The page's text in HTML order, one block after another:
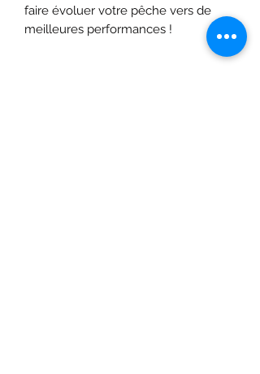
faire évoluer votre pêche vers de
meilleures performances !